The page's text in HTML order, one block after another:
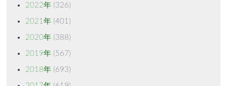
2022年(326)
2021年(401)
2020年(388)
2019年(567)
2018年(693)